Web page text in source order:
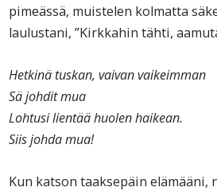
pimeässä, muistelen kolmatta
laulustani, ”Kirkkahin tähti,
Hetkinä tuskan, vaivan vaikeimman
Sä johdit mua
Lohtusi lientää huolen haikean.
Siis johda mua!
Kun katson taaksepäin elämääni,